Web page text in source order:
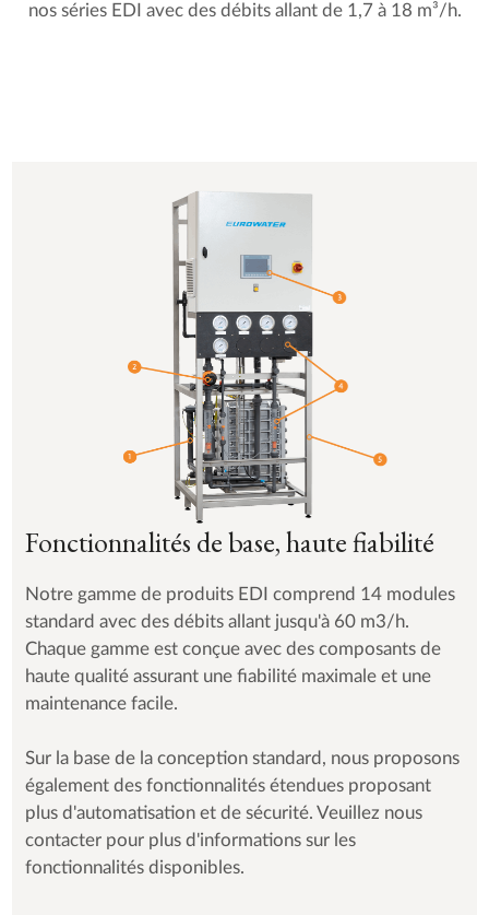
nos séries EDI avec des débits allant de 1,7 à 18 m³/h.
Fonctionnalités de base, haute fiabilité
Notre gamme de produits EDI comprend 14 modules
standard avec des débits allant jusqu'à 60 m3/h.
Chaque gamme est conçue avec des composants de
haute qualité assurant une fiabilité maximale et une
maintenance facile.
Sur la base de la conception standard, nous proposons
également des fonctionnalités étendues proposant
plus d'automatisation et de sécurité. Veuillez nous
contacter pour plus d'informations sur les
fonctionnalités disponibles.